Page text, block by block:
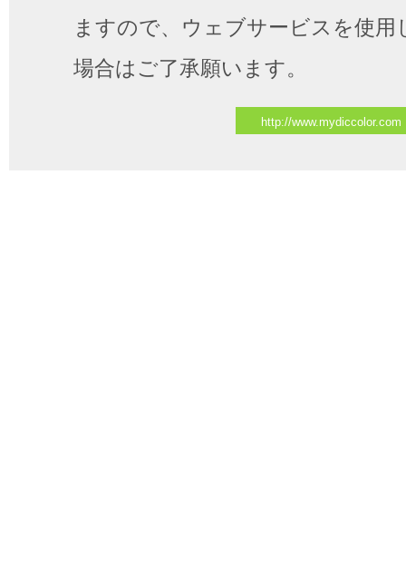
ますので、ウェブサービスを使用
場合はご了承願います。
http://www.mydiccolor.com